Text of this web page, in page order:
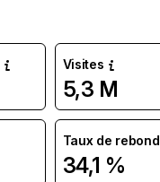
Visites
5,3 M
Taux de rebond
34,1 %